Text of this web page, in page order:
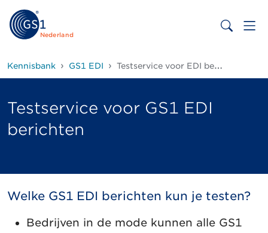
Nederland
Kennisbank GS1 EDI Testservice voor EDI berichten
Testservice voor GS1 EDI
berichten
Welke GS1 EDI berichten kun je testen?
Bedrijven in de mode kunnen alle GS1